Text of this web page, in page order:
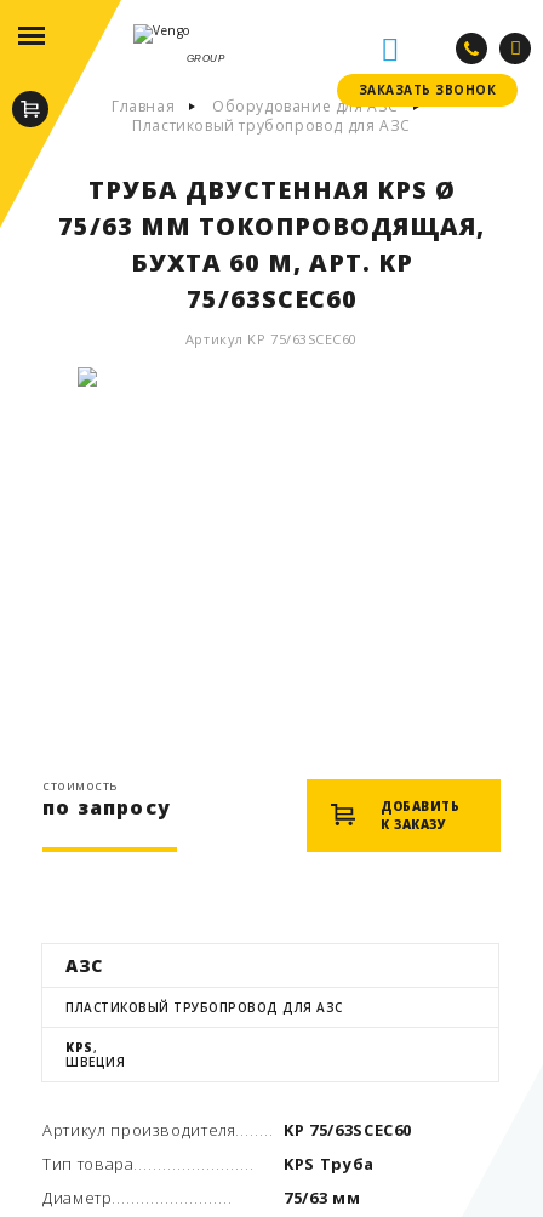
ЗАКАЗАТЬ ЗВОНОК
ЗАКАЗАТЬ ЗВОНОК
GROUP
Главная
Оборудование для АЗС
Пластиковый трубопровод для АЗС
ТРУБА ДВУСТЕННАЯ KPS Ø
75/63 ММ ТОКОПРОВОДЯЩАЯ,
БУХТА 60 М, АРТ. KP
75/63SCEC60
Артикул KP 75/63SCEC60
стоимость
по запросу
ДОБАВИТЬ
К ЗАКАЗУ
АЗС
ПЛАСТИКОВЫЙ ТРУБОПРОВОД ДЛЯ АЗС
KPS,
ШВЕЦИЯ
Артикул производителя
KP 75/63SCEC60
Тип товара
KPS Труба
Диаметр
75/63 мм